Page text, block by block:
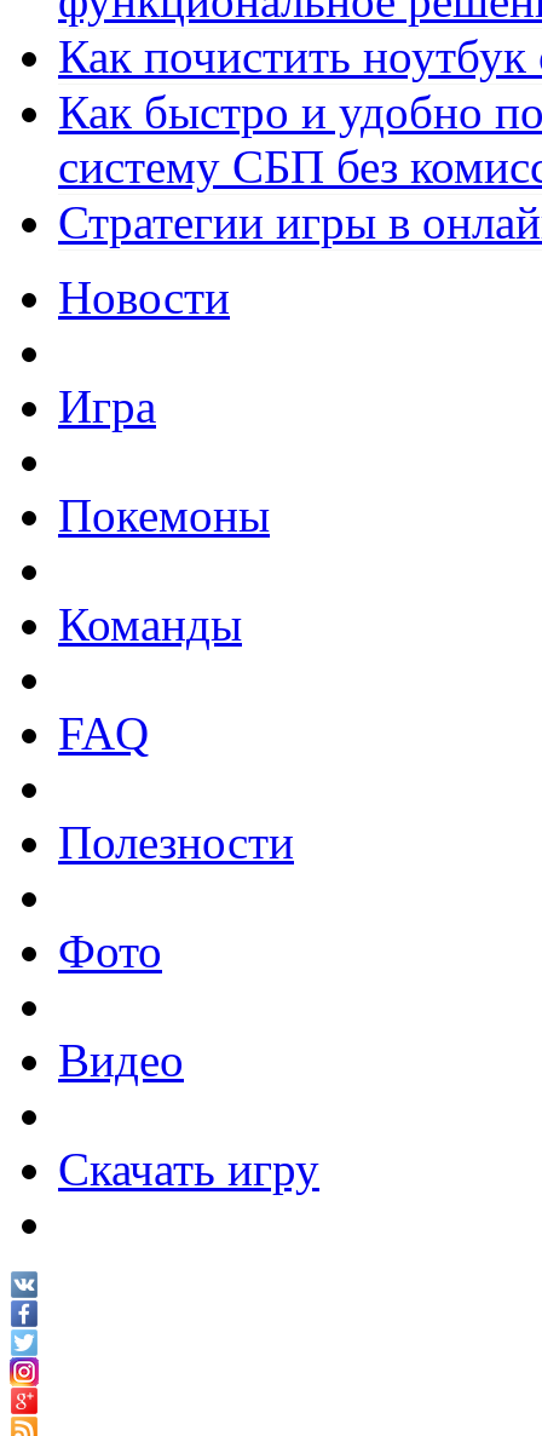
Как почистить
Как быстро и удобно
систему СБП без
Стратегии игры в
Новости
Игра
Покемоны
Команды
FAQ
Полезности
Фото
Видео
Скачать игру